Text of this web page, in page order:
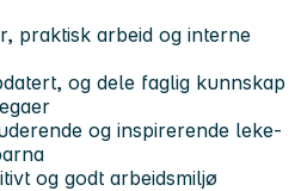
praktisk arbeid og interne
og dele faglig kunnskap
og inspirerende leke-
og godt arbeidsmiljø